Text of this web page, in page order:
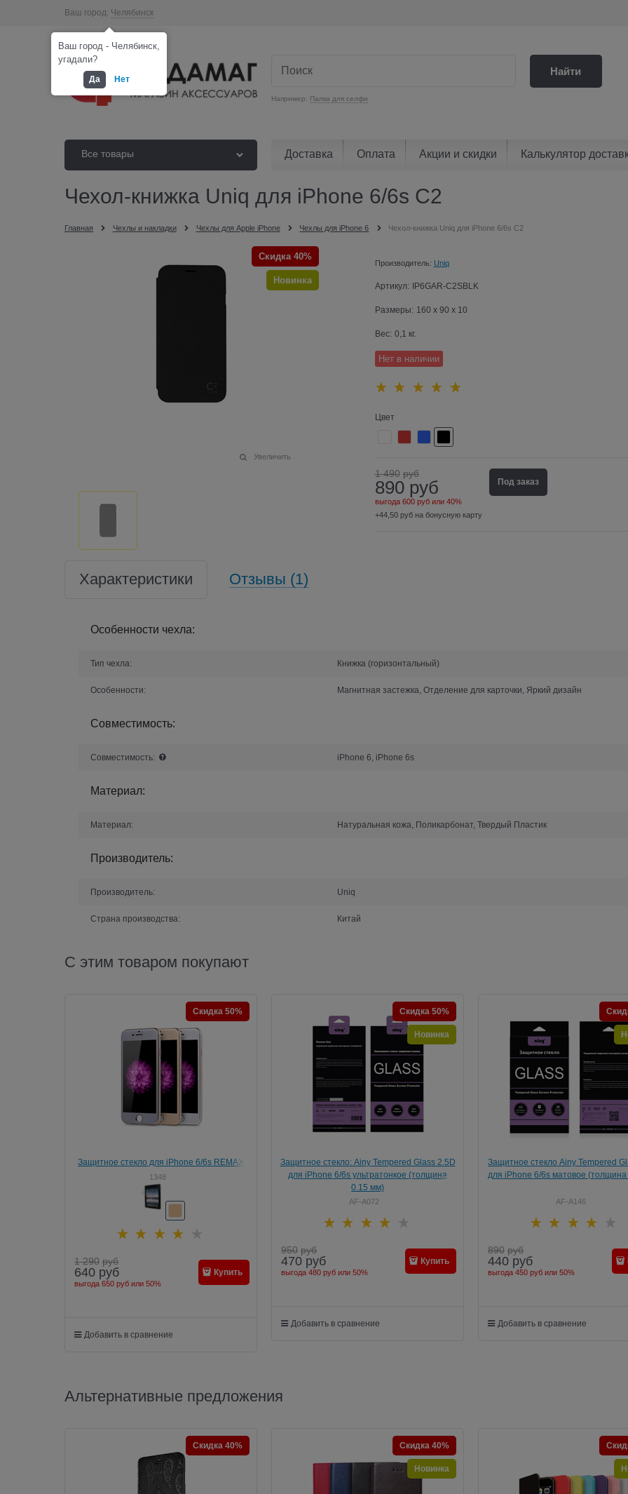
Ваш город: Челябинск
Например: Палка для селфи
Найти
Все товары Доставка Оплата Акции и скидки Калькулятор
Чехол-книжка Uniq для iPhone 6/6s C2
Главная Чехлы и накладки Чехлы для Apple iPhone Чехлы для iPhone 6 Чехол-книжка Uniq для iPhone 6/6s C2
Скидка 40%
Новинка
Увеличить
Производитель: Uniq
Артикул: IP6GAR-C2SBLK
Размеры: 160 x 90 x 10
Вес: 0,1 кг.
Нет в наличии
Цвет
1 490 руб
890 руб
выгода 600 рубили 40%
+44,50 руб на бонусную карту
Под заказ
Характеристики Отзывы (1)
Особенности чехла:
Тип чехла: Книжка (горизонтальный)
Особенности: Магнитная застежка, Отделение для карточки, Яркий дизайн
Совместимость:
Совместимость: iPhone 6, iPhone 6s
Материал:
Материал: Натуральная кожа, Поликарбонат, Твердый Пластик
Производитель:
Производитель: Uniq
Страна производства: Китай
С этим товаром покупают
Защитное стекло для iPhone 6/6s REMAX
Helmet Tempered Glass Protector
1348
Скидка 50%
1 290 руб
640 руб
выгода 650 руб или 50%
Купить
Добавить в сравнение
Защитное стекло: Ainy Tempered Glass 2.5D
для iPhone 6/6s ультратонкое (толщина
0.15 мм)
AF-A072
Скидка 50%
Новинка
950 руб
470 руб
выгода 480 руб или 50%
Купить
Добавить в сравнение
Защитное стекло Ainy Tempered
для iPhone 6/6s матовое
AF-A146
890 руб
440 руб
выгода 450 руб или 50%
Добавить в сравнение
Альтернативные предложения
Скидка 40% Скидка 40%
Новинка
Ваш город - Челябинск,
угадали?
Да Нет